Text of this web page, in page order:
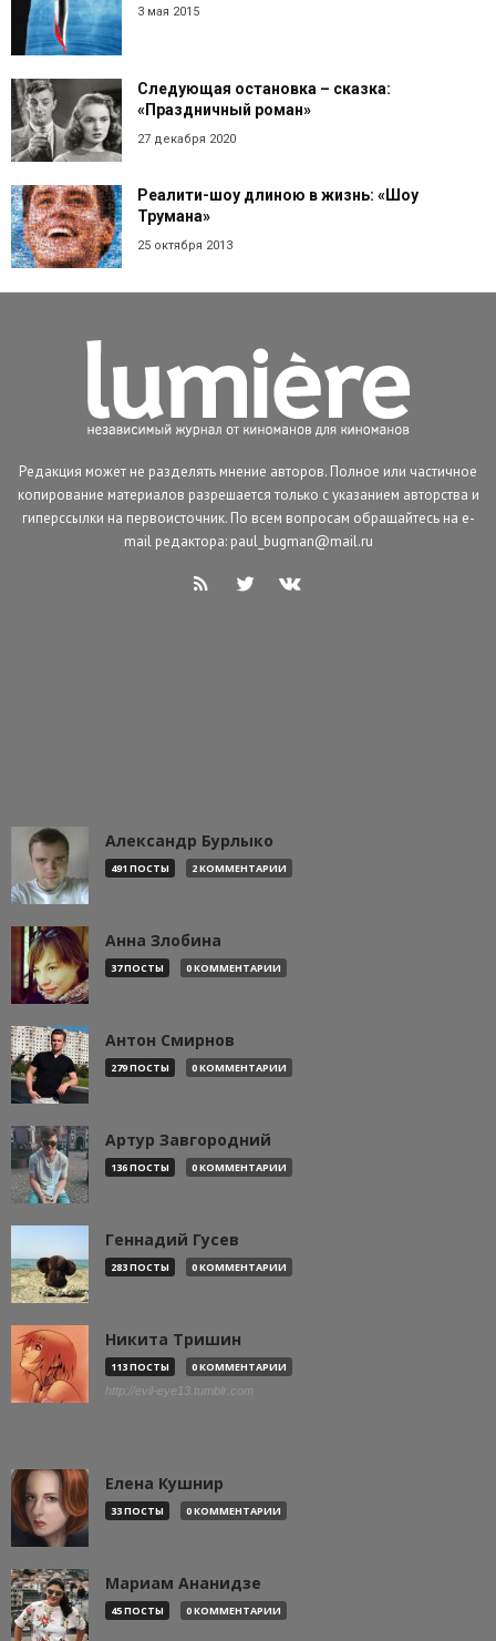
3 мая 2015
Следующая остановка – сказка:
«Праздничный роман»
27 декабря 2020
Реалити-шоу длиною в жизнь: «Шоу
Трумана»
25 октября 2013
Редакция может не разделять мнение авторов. Полное или частичное
копирование материалов разрешается только с указанием авторства и
гиперссылки на первоисточник. По всем вопросам обращайтесь на e-
mail редактора: paul_bugman@mail.ru
Александр Бурлыко
491 ПОСТЫ 2 КОММЕНТАРИИ
Анна Злобина
37 ПОСТЫ 0 КОММЕНТАРИИ
Антон Смирнов
279 ПОСТЫ 0 КОММЕНТАРИИ
Артур Завгородний
136 ПОСТЫ 0 КОММЕНТАРИИ
Геннадий Гусев
283 ПОСТЫ 0 КОММЕНТАРИИ
Никита Тришин
113 ПОСТЫ 0 КОММЕНТАРИИ
http://evil-eye13.tumblr.com
Елена Кушнир
33 ПОСТЫ 0 КОММЕНТАРИИ
Мариам Ананидзе
45 ПОСТЫ 0 КОММЕНТАРИИ